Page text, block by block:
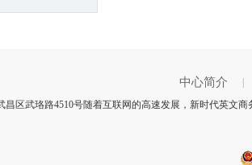
中心简介
昌区武珞路4510号随着互联网的高速发展，新时代英文